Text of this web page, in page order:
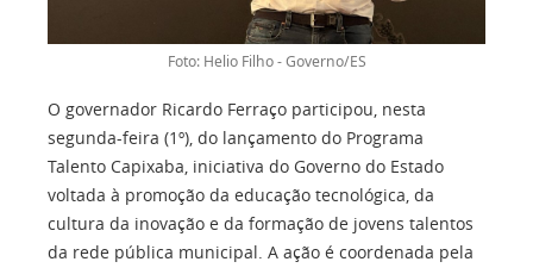
Foto: Helio Filho - Governo/ES
O governador Ricardo Ferraço participou, nesta
segunda-feira (1º), do lançamento do Programa
Talento Capixaba, iniciativa do Governo do Estado
voltada à promoção da educação tecnológica, da
cultura da inovação e da formação de jovens talentos
da rede pública municipal. A ação é coordenada pela